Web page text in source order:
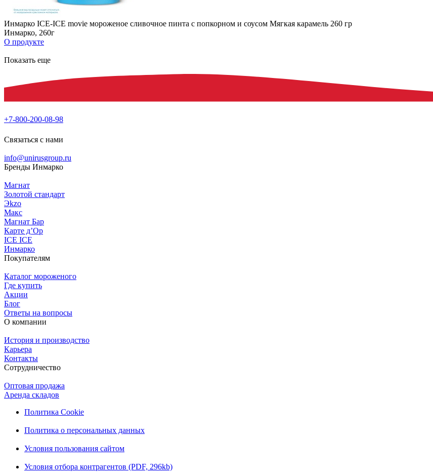
Инмарко ICE-ICE movie мороженое сливочное пинта с попкорном и соусом Мягкая карамель 260 гр
Инмарко, 260г
О продукте
Показать еще
+7-800-200-08-98
Связаться с нами
info@unirusgroup.ru
Бренды Инмарко
Магнат
Золотой стандарт
Эkzо
Макс
Магнат Бар
Карте д’Ор
ICE ICE
Инмарко
Покупателям
Каталог мороженого
Где купить
Акции
Блог
Ответы на вопросы
О компании
История и производство
Карьера
Контакты
Сотрудничество
Оптовая продажа
Аренда складов
Политика Cookie
Политика о персональных данных
Условия пользования сайтом
Условия отбора контрагентов (PDF, 296kb)